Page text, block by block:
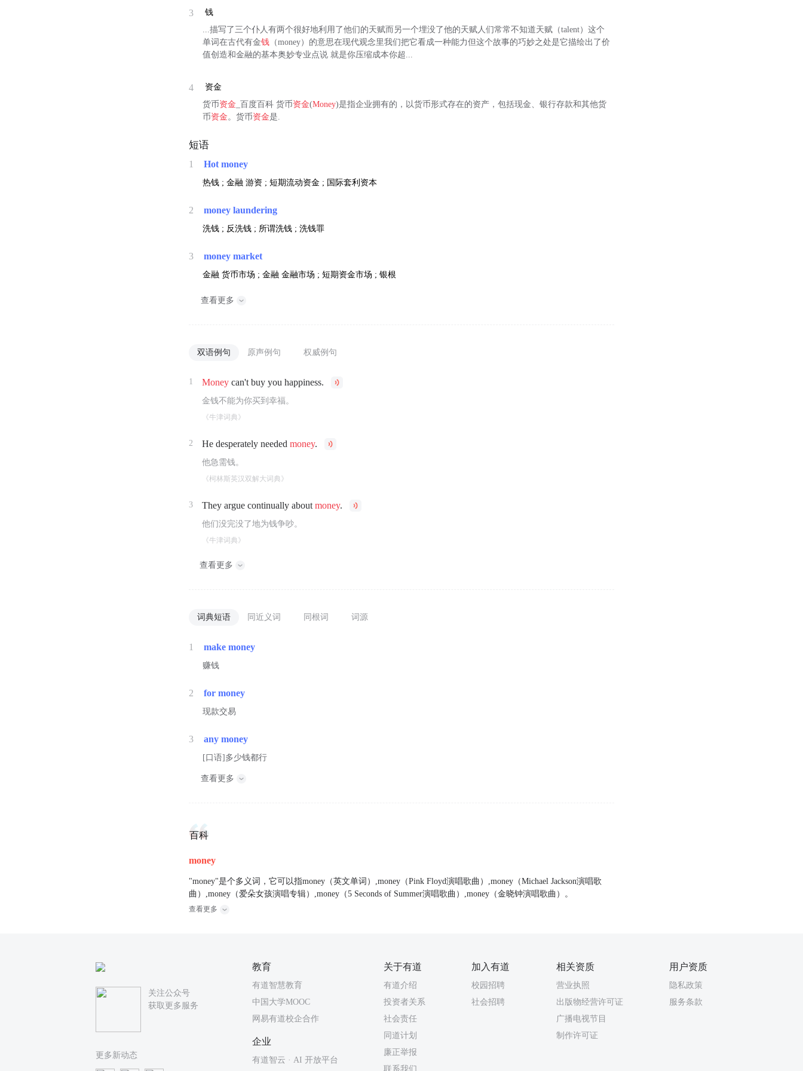
3
钱
...描写了三个仆人有两个很好地利用了他们的天赋而另一个埋没了他的天赋人们常常不知道天赋（talent）这个
单词在古代有金钱 （money）的意思在现代观念里我们把它看成一种能力但这个故事的巧妙之处是它描绘出了价
值创造和金融的基本奥妙专业点说 就是你压缩成本你超...
4
资金
货币资金 _百度百科 货币资金(Money)是指企业拥有的，以货币形式存在的资产，包括现金、银行存款和其他货
币资金。货币资金是.
短语
1 Hot money
热钱 ;金融游资 ; 短期流动资金 ; 国际套利资本
2 money laundering
洗钱 ; 反洗钱 ; 所谓洗钱 ; 洗钱罪
3 money market
金融货币市场 ;金融金融市场 ; 短期资金市场 ; 银根
查看更多
双语例句 原声例句 权威例句
1 Money can't buy you happiness.
金钱不能为你买到幸福。
《牛津词典》
2 He desperately neededmoney.
他急需钱。
《柯林斯英汉双解大词典》
3 They argue continually aboutmoney.
他们没完没了地为钱争吵。
《牛津词典》
查看更多
词典短语 同近义词 同根词 词源
1 make money
赚钱
2 for money
现款交易
3 any money
[口语]多少钱都行
查看更多
百科
money
"money"是个多义词，它可以指money（英文单词）,money（Pink Floyd演唱歌曲）,money（Michael Jackson演唱歌
曲）,money（爱朵女孩演唱专辑）,money（5 Seconds of Summer演唱歌曲）,money（金晓钟演唱歌曲）。
查看更多
关注公众号
获取更多服务
更多新动态
教育
有道智慧教育
中国大学MOOC
网易有道校企合作
关于有道
有道介绍
投资者关系
社会责任
同道计划
廉正举报
联系我们
加入有道
校园招聘
社会招聘
相关资质
营业执照
出版物经营许可证
广播电视节目
制作许可证
用户资质
隐私政策
服务条款
企业
有道智云 · AI 开放平台